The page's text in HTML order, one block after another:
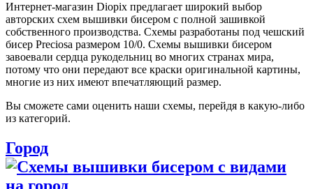
Интернет-магазин Diopix предлагает широкий выбор
авторских схем вышивки бисером с полной зашивкой
собственного производства. Схемы разработаны под чешский
бисер Preciosa размером 10/0. Схемы вышивки бисером
завоевали сердца рукодельниц во многих странах мира,
потому что они передают все краски оригинальной картины,
многие из них имеют впечатляющий размер.
Вы сможете сами оценить наши схемы, перейдя в какую-либо
из категорий.
Город